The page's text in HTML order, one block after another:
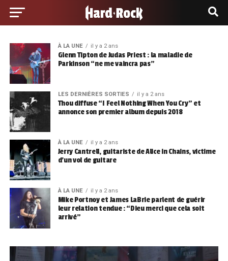
À LA UNE il y a 2 ans
Glenn Tipton de Judas Priest : la maladie de
Parkinson “ne me vaincra pas”
LES DERNIÈRES SORTIES il y a 2 ans
Thou diffuse “I Feel Nothing When You Cry” et
annonce son premier album depuis 2018
À LA UNE il y a 2 ans
Jerry Cantrell, guitariste de Alice in Chains, victime
d’un vol de guitare
À LA UNE il y a 2 ans
Mike Portnoy et James LaBrie parlent de guérir
leur relation tendue : “Dieu merci que cela soit
arrivé”